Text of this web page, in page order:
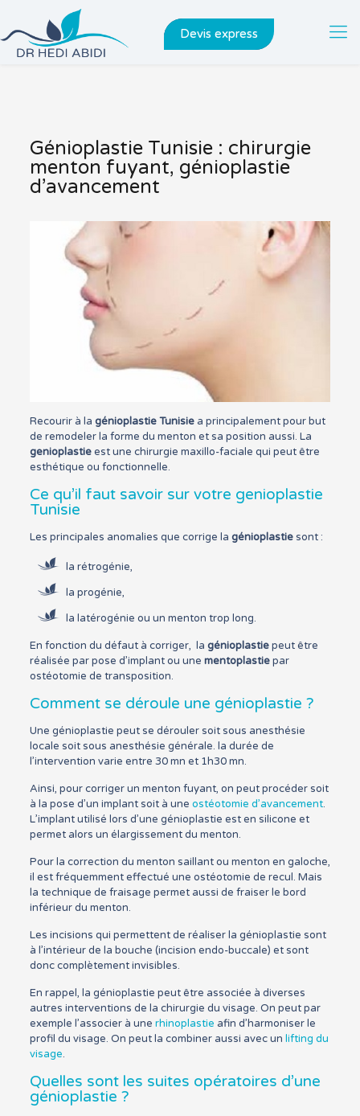
Devis express
Génioplastie Tunisie : chirurgie
menton fuyant, génioplastie
d’avancement
Recourir à la génioplastie Tunisiea principalement pour but
de remodeler la forme du menton et sa position aussi. La
genioplastieest une chirurgie maxillo-faciale qui peut être
esthétique ou fonctionnelle.
Ce qu’il faut savoir sur votre genioplastie
Tunisie
Les principales anomalies que corrige la génioplastiesont :
la rétrogénie,
la progénie,
la latérogénie ou un menton trop long.
En fonction du défaut à corriger, la génioplastiepeut être
réalisée par pose d’implant ou une mentoplastiepar
ostéotomie de transposition.
Comment se déroule une génioplastie ?
Une génioplastie peut se dérouler soit sous anesthésie
locale soit sous anesthésie générale. la durée de
l’intervention varie entre 30 mn et 1h30 mn.
Ainsi, pour corriger un menton fuyant, on peut procéder soit
à la pose d’un implant soit à une ostéotomie d’avancement.
L’implant utilisé lors d’une génioplastie est en silicone et
permet alors un élargissement du menton.
Pour la correction du menton saillant ou menton en galoche,
il est fréquemment effectué une ostéotomie de recul. Mais
la technique de fraisage permet aussi de fraiser le bord
inférieur du menton.
Les incisions qui permettent de réaliser la génioplastie sont
à l’intérieur de la bouche (incision endo-buccale) et sont
donc complètement invisibles.
En rappel, la génioplastie peut être associée à diverses
autres interventions de la chirurgie du visage. On peut par
exemple l’associer à une rhinoplastie afin d’harmoniser le
profil du visage. On peut la combiner aussi avec un lifting du
visage.
Quelles sont les suites opératoires d’une
génioplastie ?